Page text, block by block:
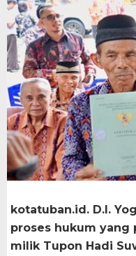
​kotatuban.id. D.I.
proses hukum yang
milik Tupon Hadi